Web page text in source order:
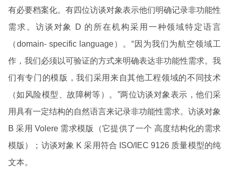
有必要档案化。有四位访谈对象表示他们明确记录非功能性
需求。访谈对象 D 的所在机构采用一种领域特定语言
（domain- specific language）。“因为我们为航空领域工
作，我们必须以可验证的方式来明确表达非功能性需求。我
们有专门的模版，我们采用来自其他工程领域的不同技术
（如风险模型、故障树等）。”两位访谈对象表示，他们采
用具有一定结构的自然语言来记录非功能性需求。访谈对象
B 采用 Volere 需求模版（它提供了一个 高度结构化的需求
模版）；访谈对象 K 采用符合 ISO/IEC 9126 质量模型的纯
文本。